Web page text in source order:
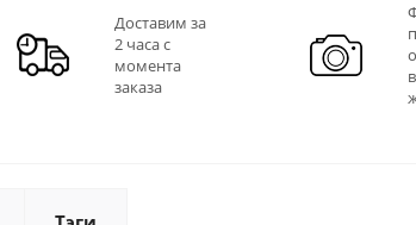
Доставим за
2 часа с
момента
заказа